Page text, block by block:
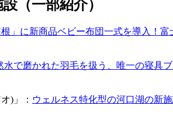
（一部紹介）
」に新商品ベビー布団一式を導入！
水で磨かれた羽毛を扱う、唯一の寝具
)」： ウェルネス特化型の河口湖の新